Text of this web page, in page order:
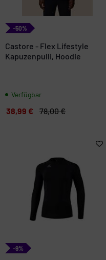
-50%
Castore - Flex Lifestyle
Kapuzenpulli, Hoodie
Verfügbar
38,99 € 78,00 €
-9%